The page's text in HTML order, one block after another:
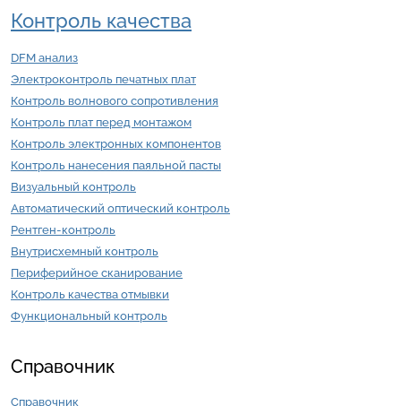
Контроль качества
DFM анализ
Электроконтроль печатных плат
Контроль волнового сопротивления
Контроль плат перед монтажом
Контроль электронных компонентов
Контроль нанесения паяльной пасты
Визуальный контроль
Автоматический оптический контроль
Рентген-контроль
Внутрисхемный контроль
Периферийное сканирование
Контроль качества отмывки
Функциональный контроль
Справочник
Справочник